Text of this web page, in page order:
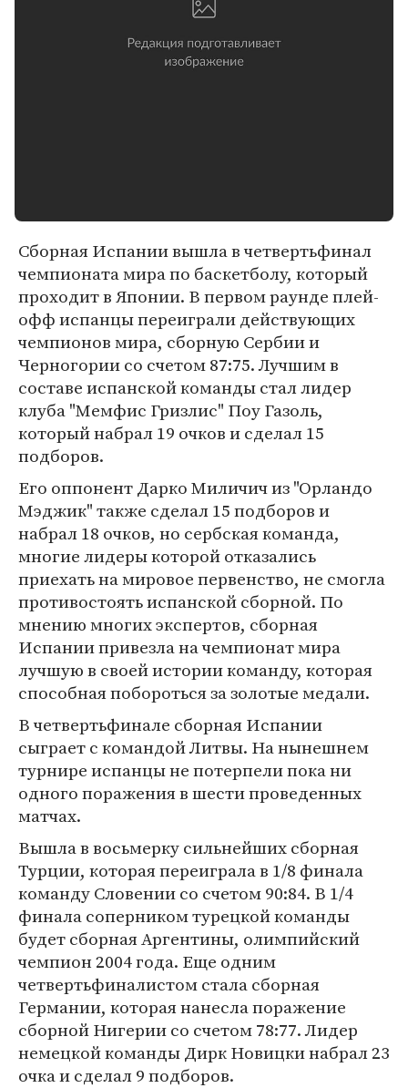
Сборная Испании вышла в четвертьфинал
чемпионата мира по баскетболу, который
проходит в Японии. В первом раунде плей-
офф испанцы переиграли действующих
чемпионов мира, сборную Сербии и
Черногории со счетом 87:75. Лучшим в
составе испанской команды стал лидер
клуба "Мемфис Гризлис" Поу Газоль,
который набрал 19 очков и сделал 15
подборов.
Его оппонент Дарко Миличич из "Орландо
Мэджик" также сделал 15 подборов и
набрал 18 очков, но сербская команда,
многие лидеры которой отказались
приехать на мировое первенство, не смогла
противостоять испанской сборной. По
мнению многих экспертов, сборная
Испании привезла на чемпионат мира
лучшую в своей истории команду, которая
способная побороться за золотые медали.
В четвертьфинале сборная Испании
сыграет с командой Литвы. На нынешнем
турнире испанцы не потерпели пока ни
одного поражения в шести проведенных
матчах.
Вышла в восьмерку сильнейших сборная
Турции, которая переиграла в 1/8 финала
команду Словении со счетом 90:84. В 1/4
финала соперником турецкой команды
будет сборная Аргентины, олимпийский
чемпион 2004 года. Еще одним
четвертьфиналистом стала сборная
Германии, которая нанесла поражение
сборной Нигерии со счетом 78:77. Лидер
немецкой команды Дирк Новицки набрал 23
очка и сделал 9 подборов.